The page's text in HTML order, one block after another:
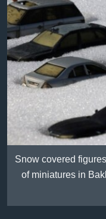
Snow covered
of miniatures in